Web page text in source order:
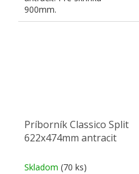
900mm.
Príborník Classico Split
622x474mm antracit
Skladom (70 ks)